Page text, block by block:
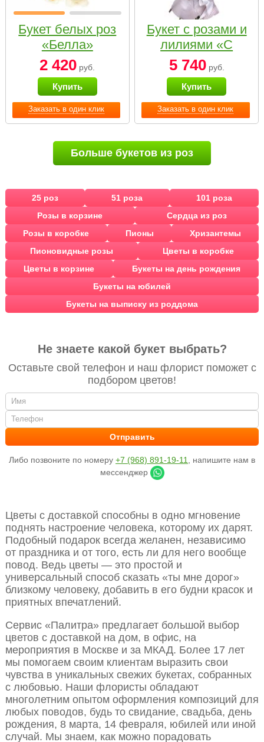
Заказать в один клик
Букет белых роз
«Белла»
2 420 руб.
Купить
Заказать в один клик
Букет с розами и
лилиями «С
наилучшими
пожеланиями»
5 740руб.
Купить
Больше букетов из роз
25 роз 51 роза
101 роза
Розы в корзине
Сердца из роз
Розы в коробке
Пионы
Хризантемы
Пионовидные розы
Цветы в коробке
Цветы в корзине
Букеты на день рождения
Букеты на юбилей
Букеты на выписку из роддома
Не знаете какой букет выбрать?
Оставьте свой телефон и наш флорист поможет с
подбором цветов!
Либо позвоните по номеру +7 (968) 891-19-11
, напишите нам в
мессенджер
Цветы с доставкой способны в одно мгновение
поднять настроение человека, которому их дарят.
Подобный подарок всегда желанен, независимо
от праздника и от того, есть ли для него вообще
повод. Ведь цветы — это простой и
универсальный способ сказать «ты мне дорог»
близкому человеку, добавить в его будни красок и
приятных впечатлений.
Сервис «Палитра» предлагает большой выбор
цветов с доставкой на дом, в офис, на
мероприятия в Москве и за МКАД. Более 17 лет
мы помогаем своим клиентам выразить свои
чувства в уникальных свежих букетах, собранных
с любовью. Наши флористы обладают
многолетним опытом оформления композиций для
любых поводов, будь то свидание, свадьба, день
рождения, 8 марта, 14 февраля, юбилей или иной
случай. Мы знаем, как можно порадовать